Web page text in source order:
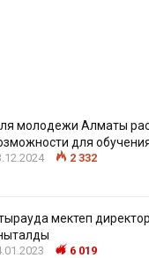
молодежи Алматы
для
2 332
мектеп
6 019